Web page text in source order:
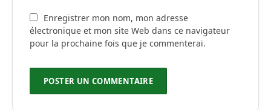
Enregistrer mon nom, mon adresse
électronique et mon site Web dans ce navigateur
pour la prochaine fois que je commenterai.